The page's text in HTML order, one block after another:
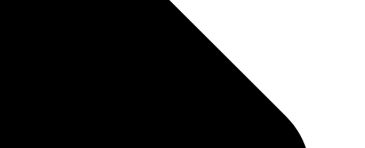
заказ при мне, все честно.